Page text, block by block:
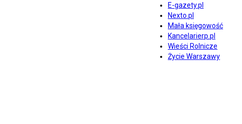
E-gazety.pl
Nexto.pl
Mała księgowość
Kancelarierp.pl
Wieści Rolnicze
Życie Warszawy